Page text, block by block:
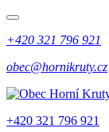
+420 321 796 921
obec@hornikruty.cz
+420 321 796 921